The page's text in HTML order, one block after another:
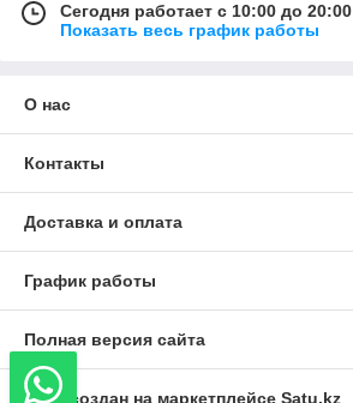
Сегодня работает с 10:00 до 20:00
Показать весь график работы
О нас
Контакты
Доставка и оплата
График работы
Полная версия сайта
Сайт создан на маркетплейсе Satu.kz